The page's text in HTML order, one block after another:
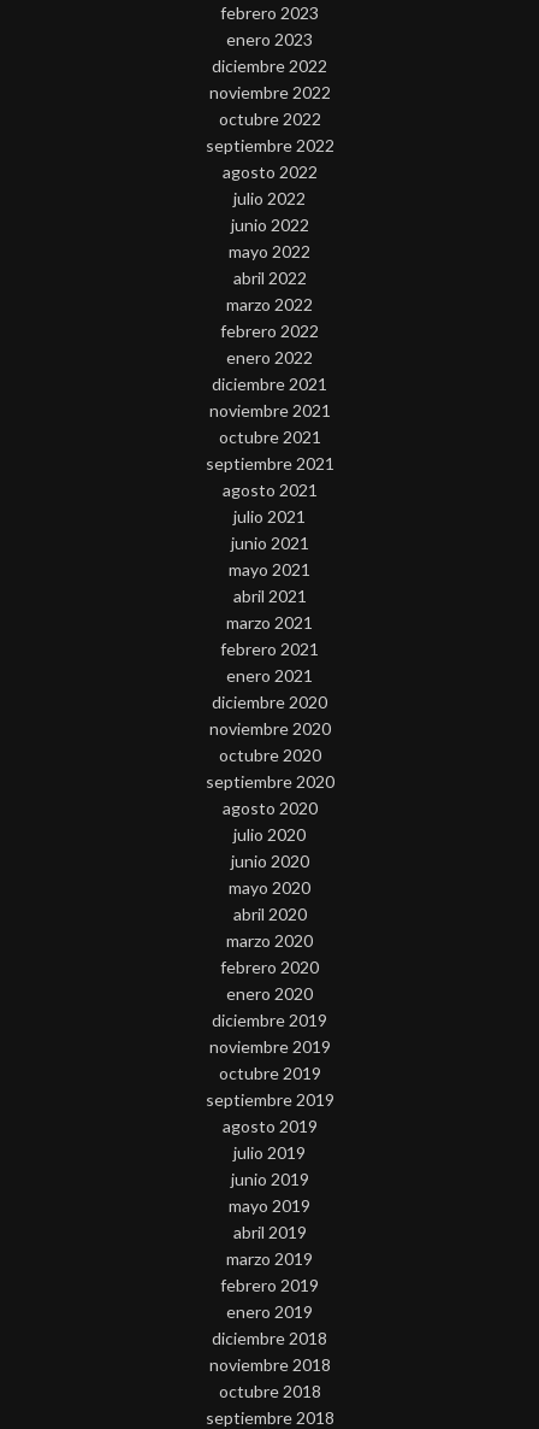
febrero 2023
enero 2023
diciembre 2022
noviembre 2022
octubre 2022
septiembre 2022
agosto 2022
julio 2022
junio 2022
mayo 2022
abril 2022
marzo 2022
febrero 2022
enero 2022
diciembre 2021
noviembre 2021
octubre 2021
septiembre 2021
agosto 2021
julio 2021
junio 2021
mayo 2021
abril 2021
marzo 2021
febrero 2021
enero 2021
diciembre 2020
noviembre 2020
octubre 2020
septiembre 2020
agosto 2020
julio 2020
junio 2020
mayo 2020
abril 2020
marzo 2020
febrero 2020
enero 2020
diciembre 2019
noviembre 2019
octubre 2019
septiembre 2019
agosto 2019
julio 2019
junio 2019
mayo 2019
abril 2019
marzo 2019
febrero 2019
enero 2019
diciembre 2018
noviembre 2018
octubre 2018
septiembre 2018